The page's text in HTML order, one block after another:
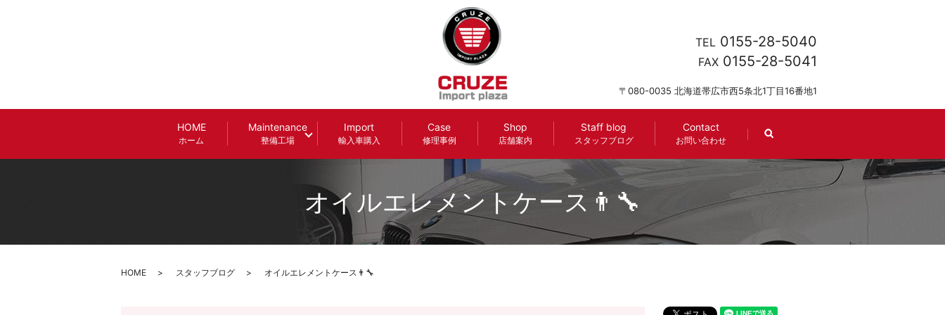
HOME
ホーム
Maintenance
整備工場
Import
輸入車購入
Case
修理事例
Shop
店舗案内
Staff blog
スタッフブログ
Contact
お問い合わせ search
TEL 0155-28-5040
FAX 0155-28-5041
〒080-0035 北海道帯広市西5条北1丁目16番地1
オイルエレメントケース👨‍🔧
HOME スタッフブログ オイルエレメントケース👨‍🔧